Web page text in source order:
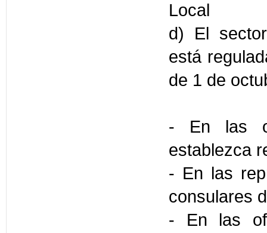
Local
d) El
está
de 1 de
- En las
establezca
- En las
consulares
- En las